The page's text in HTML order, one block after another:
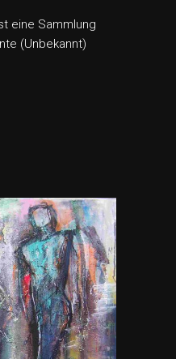
eine Sammlung
(Unbekannt)